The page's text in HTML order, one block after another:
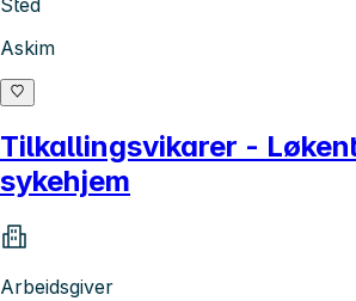
Sted
Askim
Tilkallingsvikarer -
sykehjem
Arbeidsgiver